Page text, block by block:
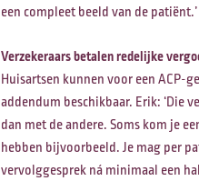
een compleet beeld van de patiënt.’
Verzekeraars betalen redelijke
Huisartsen kunnen voor een ACP-
addendum beschikbaar. Erik: ‘Die
dan met de andere. Soms kom je
hebben bijvoorbeeld. Je mag per
vervolggesprek ná minimaal een